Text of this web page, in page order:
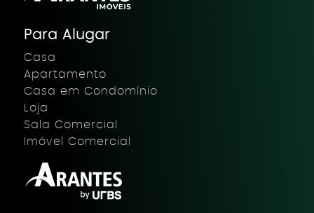
Para Alugar
Casa
Apartamento
Casa em Condomínio
Loja
Sala Comercial
Imóvel Comercial